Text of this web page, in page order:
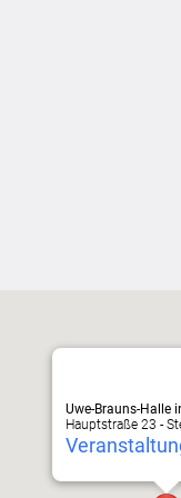
Uwe-Brauns-Halle
Hauptstraße 23 -